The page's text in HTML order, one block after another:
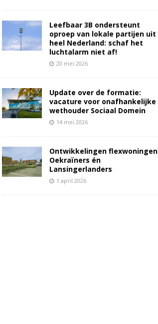
Leefbaar 3B ondersteunt
oproep van lokale partijen uit
heel Nederland: schaf het
luchtalarm niet af!
20 mei 2026
Update over de formatie:
vacature voor onafhankelijke
wethouder Sociaal Domein
14 mei 2026
Ontwikkelingen flexwoningen
Oekraïners én
Lansingerlanders
1 april 2026